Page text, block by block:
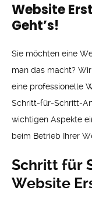
Website
Geht’s!
Sie möchten eine
man das macht?
eine professionelle
Schritt-für-Schritt-
wichtigen Aspekte
beim Betrieb Ihrer
Schritt für
Website